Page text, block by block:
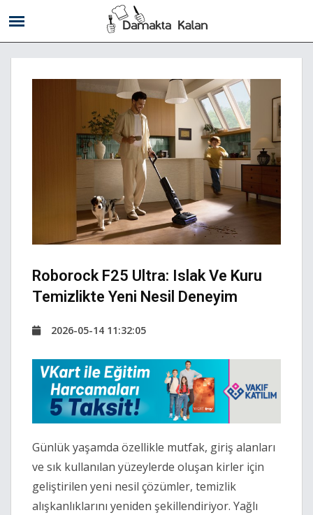
Roborock F25 Ultra: Islak Ve Kuru
Temizlikte Yeni Nesil Deneyim
2026-05-14 11:32:05
Günlük yaşamda özellikle mutfak, giriş alanları
ve sık kullanılan yüzeylerde oluşan kirler için
geliştirilen yeni nesil çözümler, temizlik
alışkanlıklarını yeniden şekillendiriyor. Yağlı